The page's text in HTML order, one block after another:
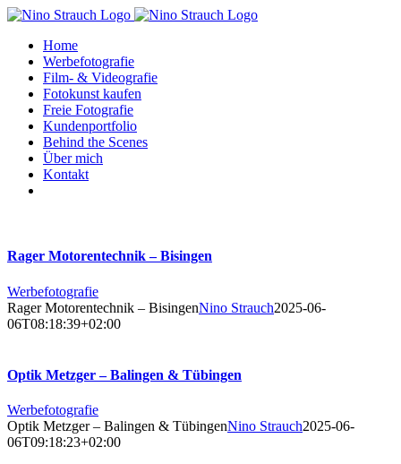
Zum
springenHome
Werbefotografie
Film- & Videografie
Fotokunst kaufen
Freie Fotografie
Kundenportfolio
Behind the Scenes
Über mich
Kontakt
Rager Motorentechnik – Bisingen
Werbefotografie
Rager Motorentechnik – BisingenNino Strauch2025-06-
06T08:18:39+02:00
Optik Metzger – Balingen & Tübingen
Werbefotografie
Optik Metzger – Balingen & TübingenNino Strauch2025-06-
06T09:18:23+02:00